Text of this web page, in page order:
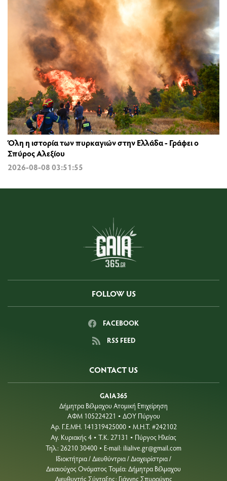
Όλη η ιστορία των πυρκαγιών στην Ελλάδα - Γράφει ο
Σπύρος Αλεξίου
2026-08-08 03:51:55
FOLLOW US
FACEBOOK
RSS FEED
CONTACT US
GAIA365
Δήμητρα Βέλμαχου Ατομική Επιχείρηση
ΑΦΜ 105224221 • ΔΟΥ Πύργου
Aρ. Γ.Ε.ΜΗ. 141319425000 • Μ.Η.Τ. #242102
Αγ. Κυριακής 4 • Τ.Κ. 27131 • Πύργος Ηλείας
Τηλ.: 26210 30400 • E-mail: ilialive.gr@gmail.com
Ιδιοκτήτρια / Διευθύντρια / Διαχειρίστρια /
Δικαιούχος Ονόματος Τομέα: Δήμητρα Βέλμαχου
Διευθυντής Σύνταξης: Γιάννης Σπυρούνης